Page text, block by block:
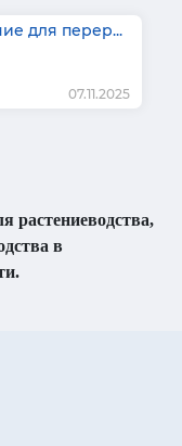
для перер...
07.11.2025
растениеводства,
в